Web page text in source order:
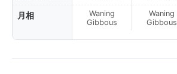
月相
Waning
Gibbous
Waning
Gibbous